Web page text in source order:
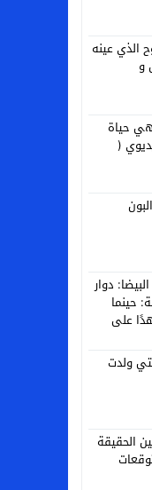
الذي عينه
و
حياة
(
دوار
حينما
على
ولدت
الحقيقة